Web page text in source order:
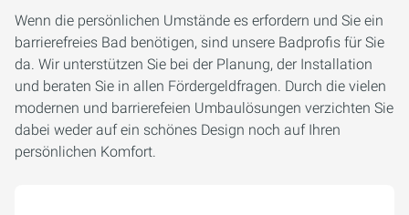
Wenn die persönlichen Umstände es erfordern und Sie ein
barrierefreies Bad benötigen, sind unsere Badprofis für Sie
da. Wir unterstützen Sie bei der Planung, der Installation
und beraten Sie in allen Fördergeldfragen. Durch die vielen
modernen und barrierefeien Umbaulösungen verzichten Sie
dabei weder auf ein schönes Design noch auf Ihren
persönlichen Komfort.